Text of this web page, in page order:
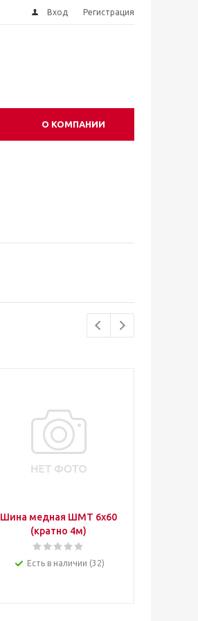
Вход Регистрация
О КОМПАНИИ
Шина медная ШМТ 6х60
(кратно 4м)
Есть в наличии (32)